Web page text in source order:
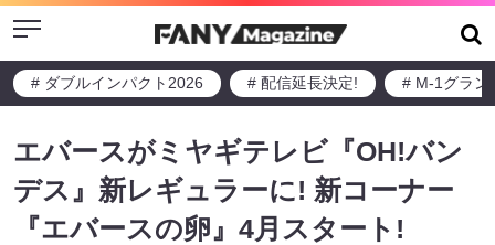
Menu
# ダブルインパクト2026 # 配信延長決定! # M-1グラン
エバースがミヤギテレビ『OH!バン
デス』新レギュラーに! 新コーナー
『エバースの卵』4月スタート!